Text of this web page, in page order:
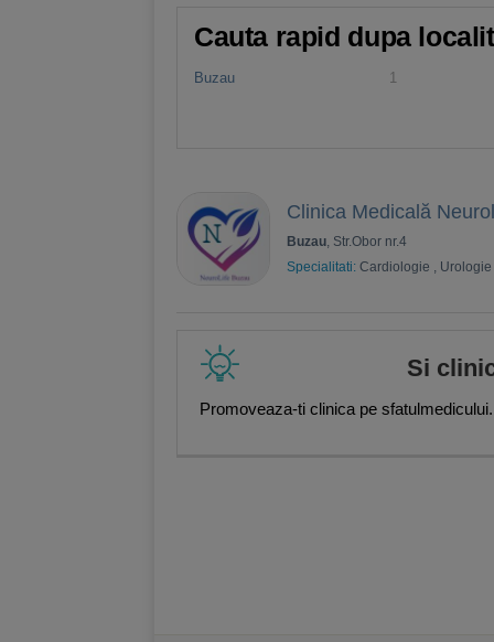
Cauta rapid dupa
Buzau 1
Clinica Medicală
Buzau, Str.Obor nr.4
Specialitati: Cardiologie , Urologie
Si
Promoveaza-ti clinica pe